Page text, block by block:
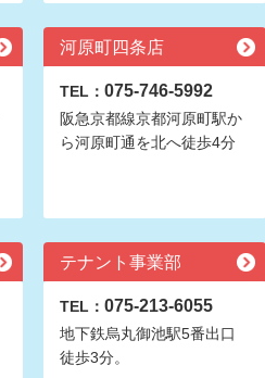
河原町四条店
TEL： 075-746-5992
阪急京都線京都河原町駅か
ら河原町通を北へ徒歩4分
テナント事業部
TEL： 075-213-6055
地下鉄烏丸御池駅5番出口
徒歩3分。